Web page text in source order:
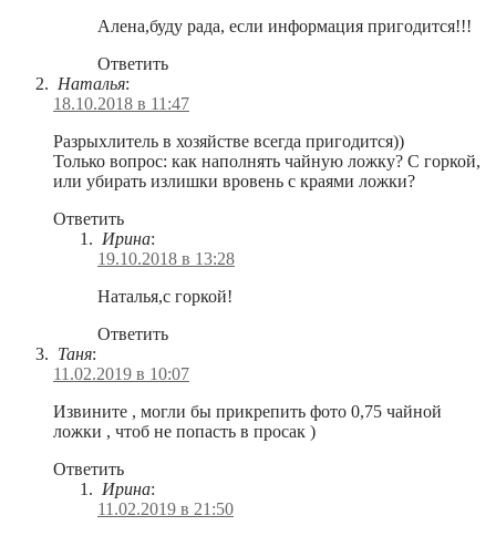
Алена,буду рада, если информация пригодится!!!
Ответить
Наталья:
18.10.2018 в 11:47
Разрыхлитель в хозяйстве всегда пригодится))
Только вопрос: как наполнять чайную ложку? С горкой,
или убирать излишки вровень с краями ложки?
Ответить
Ирина:
19.10.2018 в 13:28
Наталья,с горкой!
Ответить
Таня:
11.02.2019 в 10:07
Извините , могли бы прикрепить фото 0,75 чайной
ложки , чтоб не попасть в просак )
Ответить
Ирина:
11.02.2019 в 21:50